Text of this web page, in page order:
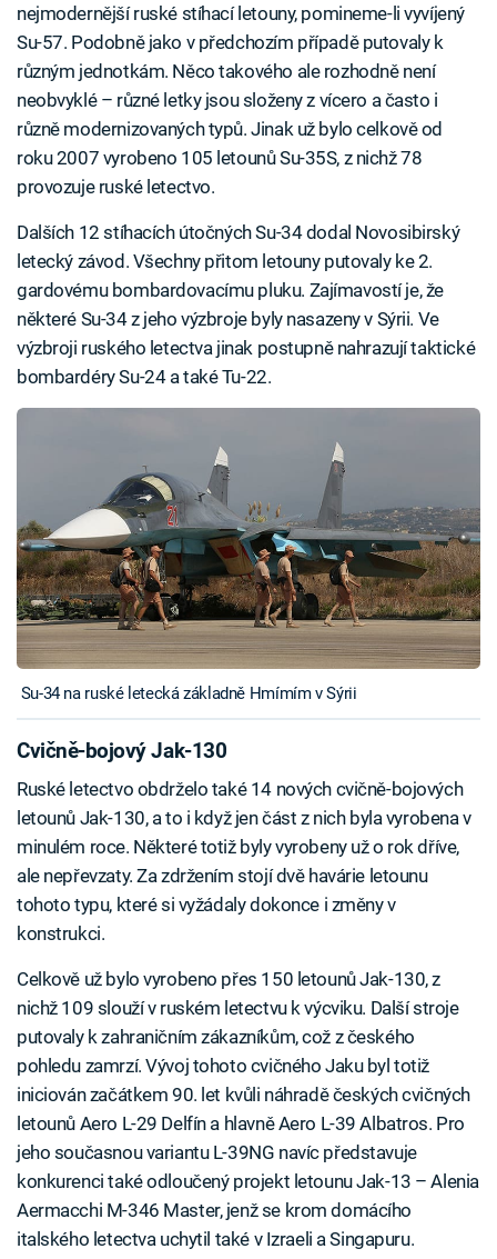
nejmodernější ruské stíhací letouny, pomineme-li vyvíjený
Su-57. Podobně jako v předchozím případě putovaly k
různým jednotkám. Něco takového ale rozhodně není
neobvyklé – různé letky jsou složeny z vícero a často i
různě modernizovaných typů. Jinak už bylo celkově od
roku 2007 vyrobeno 105 letounů Su-35S, z nichž 78
provozuje ruské letectvo.
Dalších 12 stíhacích útočných Su-34 dodal Novosibirský
letecký závod. Všechny přitom letouny putovaly ke 2.
gardovému bombardovacímu pluku. Zajímavostí je, že
některé Su-34 z jeho výzbroje byly nasazeny v Sýrii. Ve
výzbroji ruského letectva jinak postupně nahrazují taktické
bombardéry Su-24 a také Tu-22.
Su-34 na ruské letecká základně Hmímím v Sýrii
Cvičně-bojový Jak-130
Ruské letectvo obdrželo také 14 nových cvičně-bojových
letounů Jak-130, a to i když jen část z nich byla vyrobena v
minulém roce. Některé totiž byly vyrobeny už o rok dříve,
ale nepřevzaty. Za zdržením stojí dvě havárie letounu
tohoto typu, které si vyžádaly dokonce i změny v
konstrukci.
Celkově už bylo vyrobeno přes 150 letounů Jak-130, z
nichž 109 slouží v ruském letectvu k výcviku. Další stroje
putovaly k zahraničním zákazníkům, což z českého
pohledu zamrzí. Vývoj tohoto cvičného Jaku byl totiž
iniciován začátkem 90. let kvůli náhradě českých cvičných
letounů Aero L-29 Delfín a hlavně Aero L-39 Albatros. Pro
jeho současnou variantu L-39NG navíc představuje
konkurenci také odloučený projekt letounu Jak-13 – Alenia
Aermacchi M-346 Master, jenž se krom domácího
italského letectva uchytil také v Izraeli a Singapuru.